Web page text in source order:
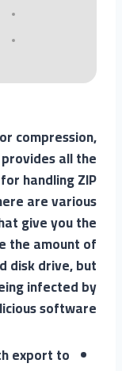
compression,
all the
handling ZIP
are various
give you the
the amount of
disk drive, but
infected by
software.
export to